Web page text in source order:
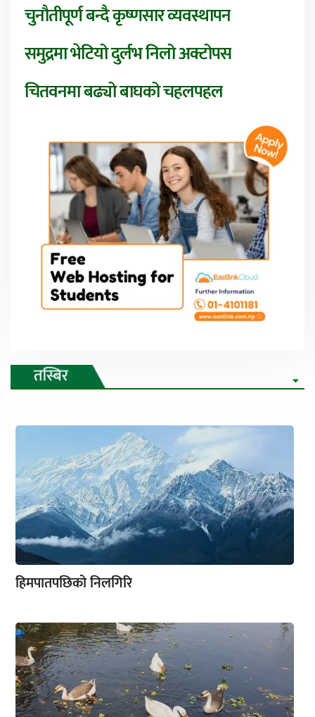
चुनौतीपूर्ण बन्दै कृष्णसार व्यवस्थापन
समुद्रमा भेटियो दुर्लभ निलो अक्टोपस
चितवनमा बढ्यो बाघको चहलपहल
हिमपातपछिको निलगिरि